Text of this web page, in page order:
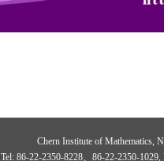
Chern Institute of Mathematics,
Tel: 86-22-2350-8228、86-22-2350-